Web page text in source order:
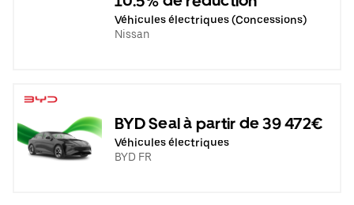
Véhicules électriques (Concessions)
Nissan
BYD Seal à partir de 39 472€
Véhicules électriques
BYD FR